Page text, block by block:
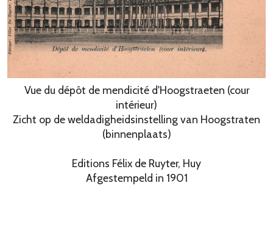
Vue du dépôt de mendicité d'Hoogstraeten (cour
intérieur)
Zicht op de weldadigheidsinstelling van Hoogstraten
(binnenplaats)
Editions Félix de Ruyter, Huy
Afgestempeld in 1901